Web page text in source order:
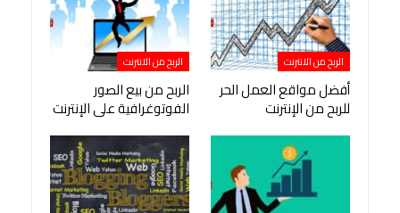
الربح من الانترنت
أفضل مواقع العمل الحر
للربح من الإنترنت
الربح من الانترنت
الربح من بيع الصور
الفوتوغرافية على الإنترنت